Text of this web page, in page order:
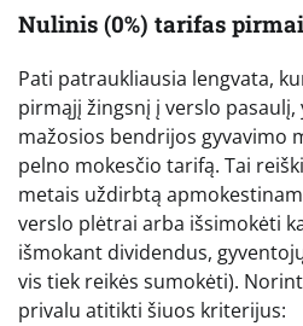
Nulinis (0%) tarifas
Pati patraukliausia lengvata,
pirmąjį žingsnį į verslo
mažosios bendrijos gyvavimo
pelno mokesčio tarifą. Tai
metais uždirbtą
verslo plėtrai arba išsimokėti
išmokant dividendus,
vis tiek reikės sumokėti).
privalu atitikti šiuos kriterijus: